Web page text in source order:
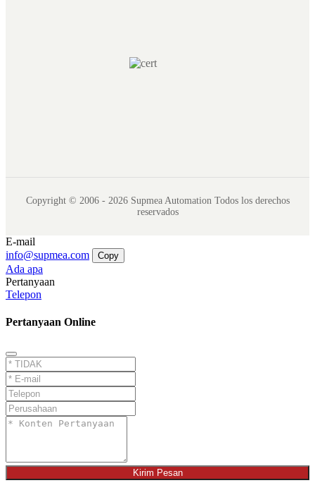
Copyright © 2006 - 2026 Supmea Automation Todos los derechos
reservados
E-mail
info@supmea.com
Copy
Ada apa
Pertanyaan
Telepon
Pertanyaan Online
Kirim Pesan